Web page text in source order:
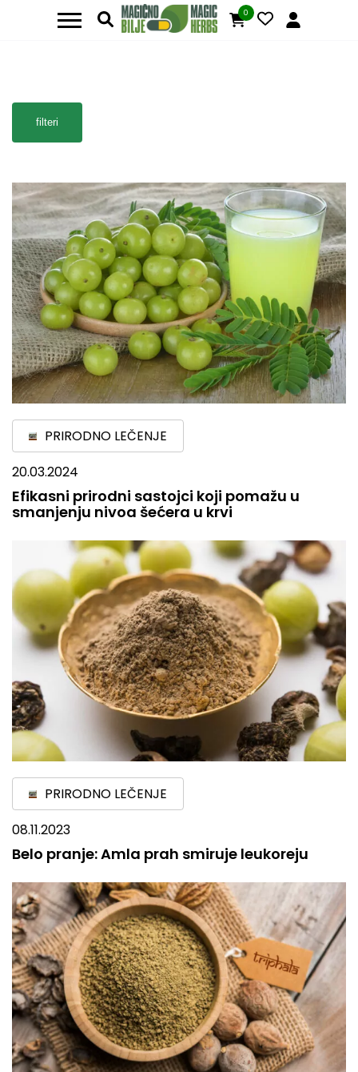
0
filteri
PRIRODNO LEČENJE
20.03.2024
Efikasni prirodni sastojci koji pomažu u
smanjenju nivoa šećera u krvi
PRIRODNO LEČENJE
08.11.2023
Belo pranje: Amla prah smiruje leukoreju